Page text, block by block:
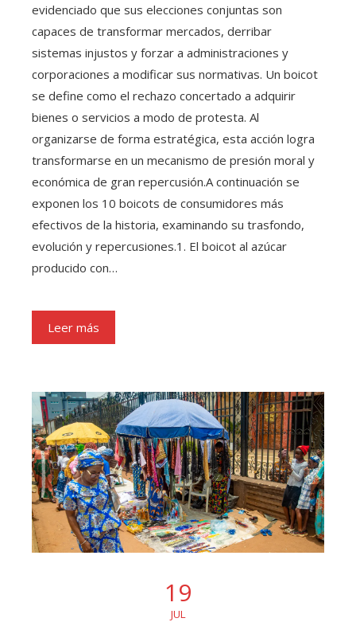
evidenciado que sus elecciones conjuntas son
capaces de transformar mercados, derribar
sistemas injustos y forzar a administraciones y
corporaciones a modificar sus normativas. Un boicot
se define como el rechazo concertado a adquirir
bienes o servicios a modo de protesta. Al
organizarse de forma estratégica, esta acción logra
transformarse en un mecanismo de presión moral y
económica de gran repercusión.A continuación se
exponen los 10 boicots de consumidores más
efectivos de la historia, examinando su trasfondo,
evolución y repercusiones.1. El boicot al azúcar
producido con…
Leer más
19
JUL